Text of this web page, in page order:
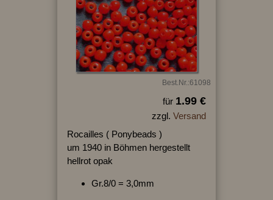
Best.Nr.:61098
für 1.99 €
zzgl. Versand
Rocailles ( Ponybeads )
um 1940 in Böhmen hergestellt
hellrot opak
Gr.8/0 = 3,0mm